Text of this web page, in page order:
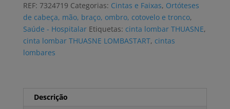
LOMBASTART
duplo
aperto
vários
REF: 7324719 Categorias: Cintas e Faixas, Ortóteses
de cabeça, mão, braço, ombro, cotovelo e tronco,
Saúde - Hospitalar Etiquetas: cinta lombar THUASNE,
cinta lombar THUASNE LOMBASTART, cintas
lombares
Descrição